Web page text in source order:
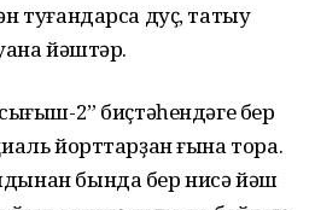
туғандарса дуҫ, татыу
йәштәр.
2” биҫтәһендәге бер
йорттарҙан ғына тора.
бында бер нисә йәш